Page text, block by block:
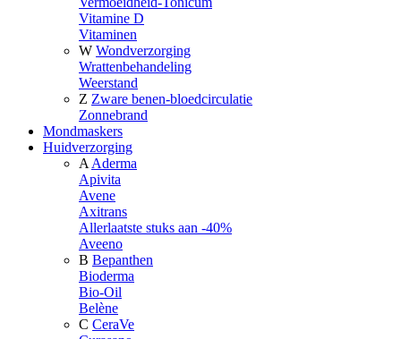
Vitamine D
Vitaminen
W Wondverzorging
Wrattenbehandeling
Weerstand
Z Zware benen-bloedcirculatie
Zonnebrand
Mondmaskers
Huidverzorging
A Aderma
Apivita
Avene
Axitrans
Allerlaatste stuks aan -40%
Aveeno
B Bepanthen
Bioderma
Bio-Oil
Belène
C CeraVe